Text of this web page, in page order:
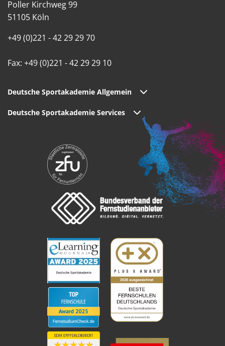
Poller Kirchweg 99
51105 Köln
+49 (0)221 - 42 29 29 70
Fax: +49 (0)221 - 42 29 29 10
Deutsche Sportakademie Allgemein
Deutsche Sportakademie Services